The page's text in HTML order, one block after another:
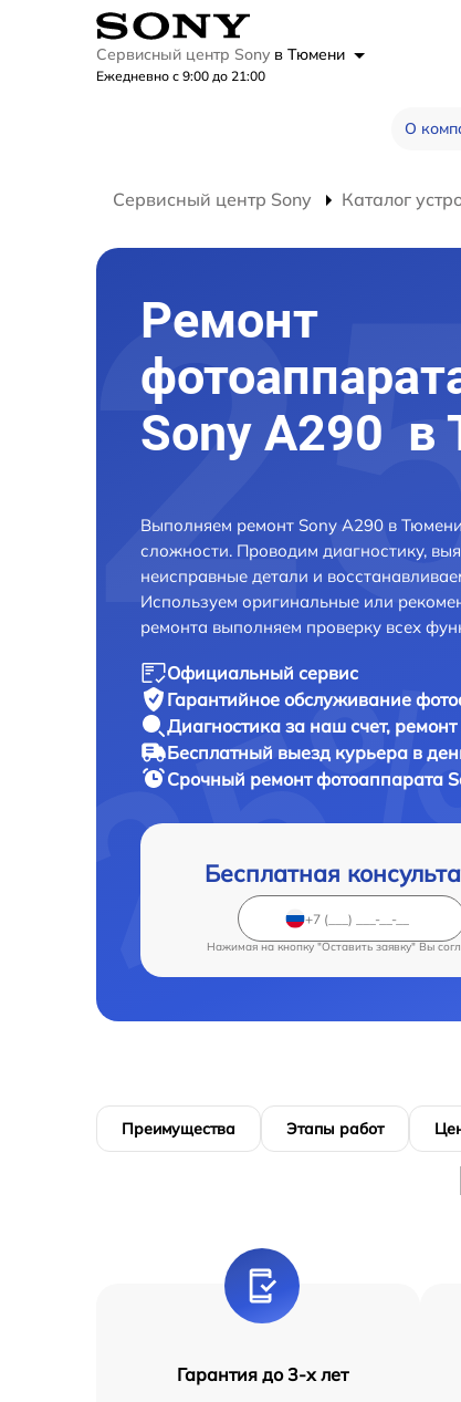
Сервисный центр Sony в Тюмени
Ежедневно с 9:00 до 21:00
О
Сервисный центр Sony Каталог
Ремонт
Sony A290 в
Выполняем ремонт Sony A290 в
сложности. Проводим диагностику,
неисправные детали и
Используем оригинальные или
ремонта выполняем проверку всех
Официальный сервис
Гарантийное обслуживание
Диагностика за наш счет,
Бесплатный выезд курьера в
Срочный ремонтфотоаппарата
Бесплатная
Нажимая на кнопку "Оставить заявку" Вы
Преимущества Этапы работ
Гарантия до 3-х лет